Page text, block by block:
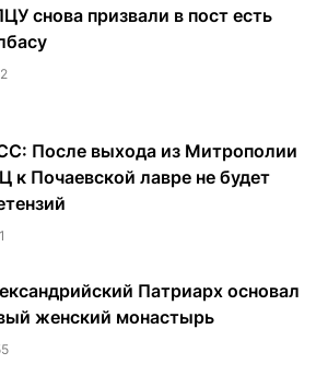
снова призвали в пост есть
После выхода из Митрополии
к Почаевской лавре не будет
Патриарх основал
женский монастырь